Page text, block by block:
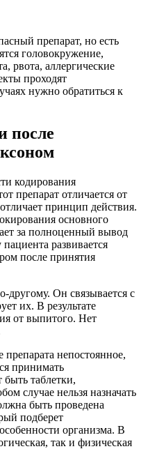
препарат, но есть
головокружение,
рвота, аллергические
проходят
нужно обратиться к
после
кодирования
препарат отличается от
принцип действия.
основного
за полноценный вывод
развивается
после принятия
другому. Он связывается с
их. В результате
от выпитого. Нет
непостоянное,
принимать
таблетки,
случае нельзя назначать
быть проведена
подберет
организма. В
так и физическая